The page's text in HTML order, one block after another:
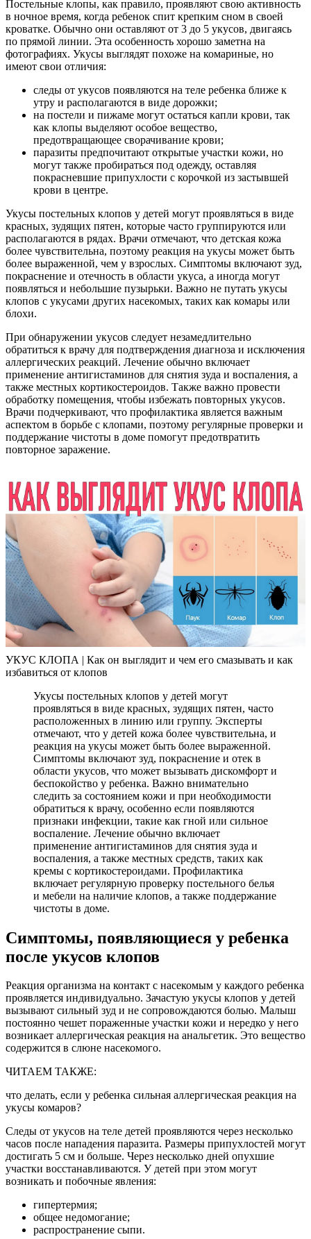
Постельные клопы, как правило, проявляют свою активность
в ночное время, когда ребенок спит крепким сном в своей
кроватке. Обычно они оставляют от 3 до 5 укусов, двигаясь
по прямой линии. Эта особенность хорошо заметна на
фотографиях. Укусы выглядят похоже на комариные, но
имеют свои отличия:
следы от укусов появляются на теле ребенка ближе к
утру и располагаются в виде дорожки;
на постели и пижаме могут остаться капли крови, так
как клопы выделяют особое вещество,
предотвращающее сворачивание крови;
паразиты предпочитают открытые участки кожи, но
могут также пробираться под одежду, оставляя
покрасневшие припухлости с корочкой из застывшей
крови в центре.
Укусы постельных клопов у детей могут проявляться в виде
красных, зудящих пятен, которые часто группируются или
располагаются в рядах. Врачи отмечают, что детская кожа
более чувствительна, поэтому реакция на укусы может быть
более выраженной, чем у взрослых. Симптомы включают зуд,
покраснение и отечность в области укуса, а иногда могут
появляться и небольшие пузырьки. Важно не путать укусы
клопов с укусами других насекомых, таких как комары или
блохи.
При обнаружении укусов следует незамедлительно
обратиться к врачу для подтверждения диагноза и исключения
аллергических реакций. Лечение обычно включает
применение антигистаминов для снятия зуда и воспаления, а
также местных кортикостероидов. Также важно провести
обработку помещения, чтобы избежать повторных укусов.
Врачи подчеркивают, что профилактика является важным
аспектом в борьбе с клопами, поэтому регулярные проверки и
поддержание чистоты в доме помогут предотвратить
повторное заражение.
УКУС КЛОПА | Как он выглядит и чем его смазывать и как
избавиться от клопов
Укусы постельных клопов у детей могут
проявляться в виде красных, зудящих пятен, часто
расположенных в линию или группу. Эксперты
отмечают, что у детей кожа более чувствительна, и
реакция на укусы может быть более выраженной.
Симптомы включают зуд, покраснение и отек в
области укусов, что может вызывать дискомфорт и
беспокойство у ребенка. Важно внимательно
следить за состоянием кожи и при необходимости
обратиться к врачу, особенно если появляются
признаки инфекции, такие как гной или сильное
воспаление. Лечение обычно включает
применение антигистаминов для снятия зуда и
воспаления, а также местных средств, таких как
кремы с кортикостероидами. Профилактика
включает регулярную проверку постельного белья
и мебели на наличие клопов, а также поддержание
чистоты в доме.
Симптомы, появляющиеся у ребенка
после укусов клопов
Реакция организма на контакт с насекомым у каждого ребенка
проявляется индивидуально. Зачастую укусы клопов у детей
вызывают сильный зуд и не сопровождаются болью. Малыш
постоянно чешет пораженные участки кожи и нередко у него
возникает аллергическая реакция на анальгетик. Это вещество
содержится в слюне насекомого.
ЧИТАЕМ ТАКЖЕ:
что делать, если у ребенка сильная аллергическая реакция на
укусы комаров?
Следы от укусов на теле детей проявляются через несколько
часов после нападения паразита. Размеры припухлостей могут
достигать 5 см и больше. Через несколько дней опухшие
участки восстанавливаются. У детей при этом могут
возникать и побочные явления:
гипертермия;
общее недомогание;
распространение сыпи.